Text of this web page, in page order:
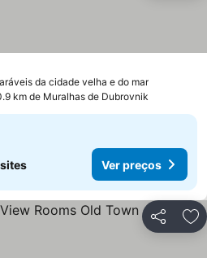
da cidade velha e do mar
km de Muralhas de Dubrovnik
Ver preços
Partilhar